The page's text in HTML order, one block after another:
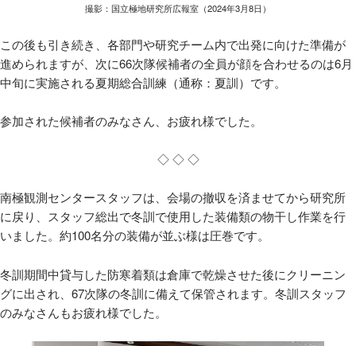
撮影：国立極地研究所広報室（2024年3月8日）
この後も引き続き、各部門や研究チーム内で出発に向けた準備が
進められますが、次に66次隊候補者の全員が顔を合わせるのは6月
中旬に実施される夏期総合訓練（通称：夏訓）です。
参加された候補者のみなさん、お疲れ様でした。
◇ ◇ ◇
南極観測センタースタッフは、会場の撤収を済ませてから研究所
に戻り、スタッフ総出で冬訓で使用した装備類の物干し作業を行
いました。約100名分の装備が並ぶ様は圧巻です。
冬訓期間中貸与した防寒着類は倉庫で乾燥させた後にクリーニン
グに出され、67次隊の冬訓に備えて保管されます。冬訓スタッフ
のみなさんもお疲れ様でした。